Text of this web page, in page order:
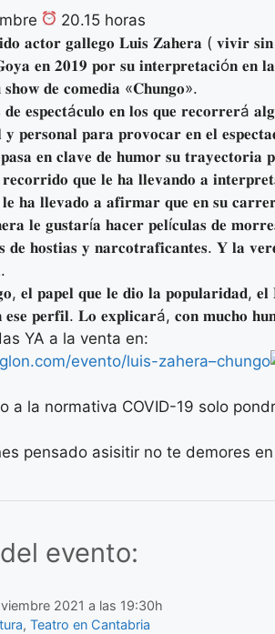
20.15 horas
𝐚𝐜𝐭𝐨𝐫 𝐠𝐚𝐥𝐥𝐞𝐠𝐨 𝐋𝐮𝐢𝐬 𝐙𝐚𝐡𝐞𝐫𝐚 ( 𝐯𝐢𝐯𝐢𝐫
𝐞𝐧 𝟐𝟎𝟏𝟗 𝐩𝐨𝐫 𝐬𝐮 𝐢𝐧𝐭𝐞𝐫𝐩𝐫𝐞𝐭𝐚𝐜𝐢ó𝐧 𝐞𝐧
𝐬𝐡𝐨𝐰 𝐝𝐞 𝐜𝐨𝐦𝐞𝐝𝐢𝐚 «𝐂𝐡𝐮𝐧𝐠𝐨».
𝐞𝐬𝐩𝐞𝐜𝐭á𝐜𝐮𝐥𝐨 𝐞𝐧 𝐥𝐨𝐬 𝐪𝐮𝐞 𝐫𝐞𝐜𝐨𝐫𝐫𝐞𝐫á
𝐲 𝐩𝐞𝐫𝐬𝐨𝐧𝐚𝐥 𝐩𝐚𝐫𝐚 𝐩𝐫𝐨𝐯𝐨𝐜𝐚𝐫 𝐞𝐧 𝐞𝐥
𝐞𝐧 𝐜𝐥𝐚𝐯𝐞 𝐝𝐞 𝐡𝐮𝐦𝐨𝐫 𝐬𝐮 𝐭𝐫𝐚𝐲𝐞𝐜𝐭𝐨𝐫𝐢𝐚
𝐪𝐮𝐞 𝐥𝐞 𝐡𝐚 𝐥𝐥𝐞𝐯𝐚𝐧𝐝𝐨 𝐚
𝐡𝐚 𝐥𝐥𝐞𝐯𝐚𝐝𝐨 𝐚 𝐚𝐟𝐢𝐫𝐦𝐚𝐫 𝐪𝐮𝐞 𝐞𝐧 𝐬𝐮
𝐥𝐞 𝐠𝐮𝐬𝐭𝐚𝐫í𝐚 𝐡𝐚𝐜𝐞𝐫 𝐩𝐞𝐥í𝐜𝐮𝐥𝐚𝐬 𝐝𝐞
𝐝𝐞 𝐡𝐨𝐬𝐭𝐢𝐚𝐬 𝐲 𝐧𝐚𝐫𝐜𝐨𝐭𝐫𝐚𝐟𝐢𝐜𝐚𝐧𝐭𝐞𝐬. 𝐘 𝐥𝐚
𝐞𝐥 𝐩𝐚𝐩𝐞𝐥 𝐪𝐮𝐞 𝐥𝐞 𝐝𝐢𝐨 𝐥𝐚 𝐩𝐨𝐩𝐮𝐥𝐚𝐫𝐢𝐝𝐚𝐝,
𝐞𝐬𝐞 𝐩𝐞𝐫𝐟𝐢𝐥. 𝐋𝐨 𝐞𝐱𝐩𝐥𝐢𝐜𝐚𝐫á, 𝐜𝐨𝐧 𝐦𝐮𝐜𝐡𝐨
YA a la venta en:
evento/luis-zahera–chungo
a la normativa COVID-19 solo
pensado asisitir no te demores
evento:
2021 a las 19:30h
, Teatro en Cantabria